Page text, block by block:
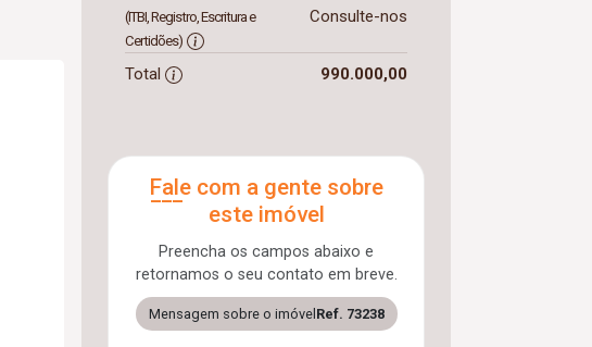
(ITBI, Registro, Escritura e
Certidões)
Consulte-nos
Total 990.000,00
Fale com a gente sobre
este imóvel
Preencha os campos abaixo e
retornamos o seu contato em breve.
Mensagem sobre o imóvel Ref. 73238